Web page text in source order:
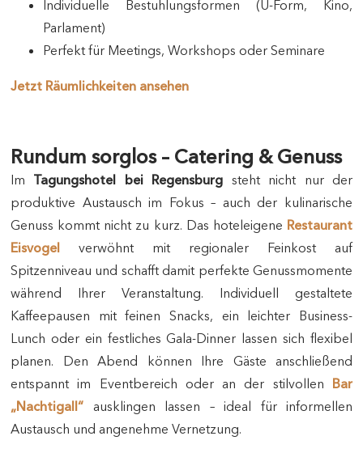
Individuelle Bestuhlungsformen (U‑Form, Kino,
Parlament)
Perfekt für Meetings, Workshops oder Seminare
Jetzt Räumlichkeiten ansehen
Rundum sorglos – Catering & Genuss
Im Tagungshotel bei Regensburg steht nicht nur der
produktive Austausch im Fokus – auch der kulinarische
Genuss kommt nicht zu kurz. Das hoteleigene Restaurant
Eisvogel verwöhnt mit regionaler Feinkost auf
Spitzenniveau und schafft damit perfekte Genussmomente
während Ihrer Veranstaltung. Individuell gestaltete
Kaffeepausen mit feinen Snacks, ein leichter Business-
Lunch oder ein festliches Gala-Dinner lassen sich flexibel
planen. Den Abend können Ihre Gäste anschließend
entspannt im Eventbereich oder an der stilvollen Bar
„Nachtigall“ ausklingen lassen – ideal für informellen
Austausch und angenehme Vernetzung.